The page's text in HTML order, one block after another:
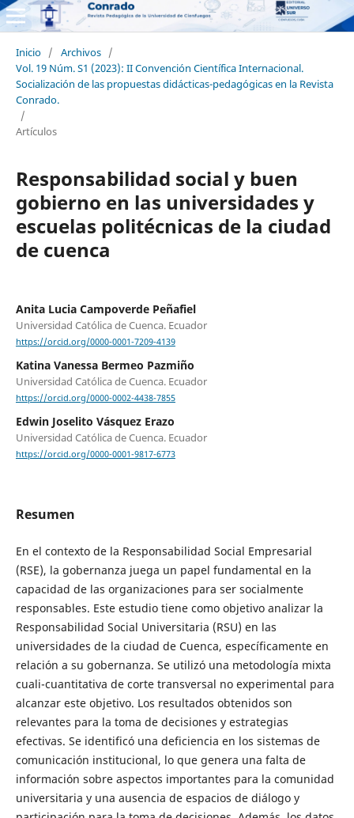
Inicio / Archivos /
Vol. 19 Núm. S1 (2023): II Convención Científica Internacional.
Socialización de las propuestas didácticas-pedagógicas en la Revista
Conrado.
/
Artículos
Responsabilidad social y buen
gobierno en las universidades y
escuelas politécnicas de la ciudad
de cuenca
Anita Lucia Campoverde Peñafiel
Universidad Católica de Cuenca. Ecuador
https://orcid.org/0000-0001-7209-4139
Katina Vanessa Bermeo Pazmiño
Universidad Católica de Cuenca. Ecuador
https://orcid.org/0000-0002-4438-7855
Edwin Joselito Vásquez Erazo
Universidad Católica de Cuenca. Ecuador
https://orcid.org/0000-0001-9817-6773
Resumen
En el contexto de la Responsabilidad Social Empresarial
(RSE), la gobernanza juega un papel fundamental en la
capacidad de las organizaciones para ser socialmente
responsables. Este estudio tiene como objetivo analizar la
Responsabilidad Social Universitaria (RSU) en las
universidades de la ciudad de Cuenca, específicamente en
relación a su gobernanza. Se utilizó una metodología mixta
cuali-cuantitativa de corte transversal no experimental para
alcanzar este objetivo. Los resultados obtenidos son
relevantes para la toma de decisiones y estrategias
efectivas. Se identificó una deficiencia en los sistemas de
comunicación institucional, lo que genera una falta de
información sobre aspectos importantes para la comunidad
universitaria y una ausencia de espacios de diálogo y